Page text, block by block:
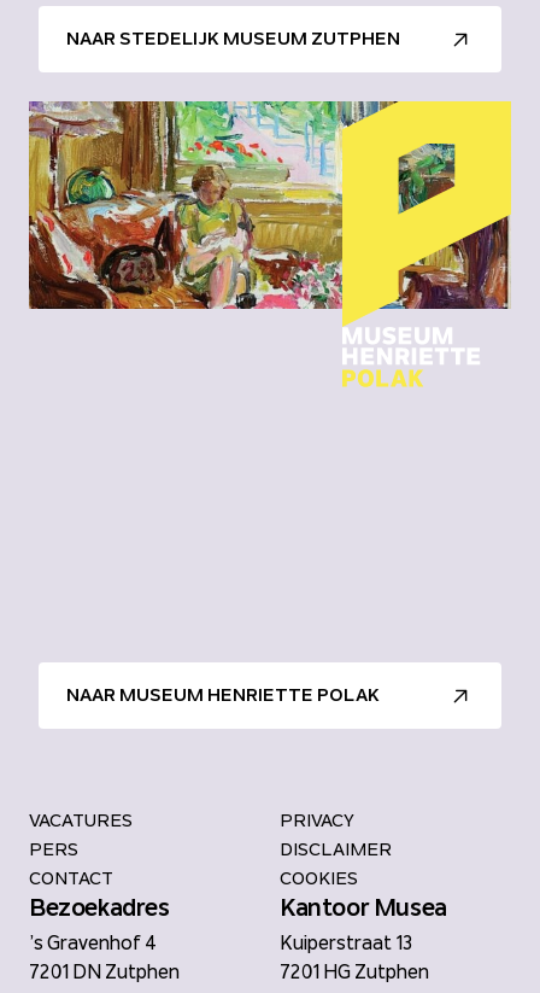
NAAR STEDELIJK MUSEUM ZUTPHEN
NAAR MUSEUM HENRIETTE POLAK
Bezoekadres
’s Gravenhof 4
7201 DN Zutphen
Kantoor Musea
Kuiperstraat 13
7201 HG Zutphen
VACATURES
PERS
CONTACT
PRIVACY
DISCLAIMER
COOKIES